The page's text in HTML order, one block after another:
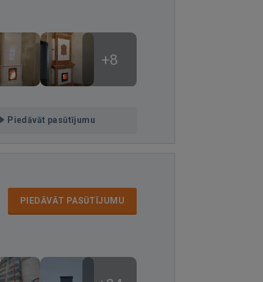
+8
Piedāvāt pasūtījumu
PIEDĀVĀT PASŪTĪJUMU